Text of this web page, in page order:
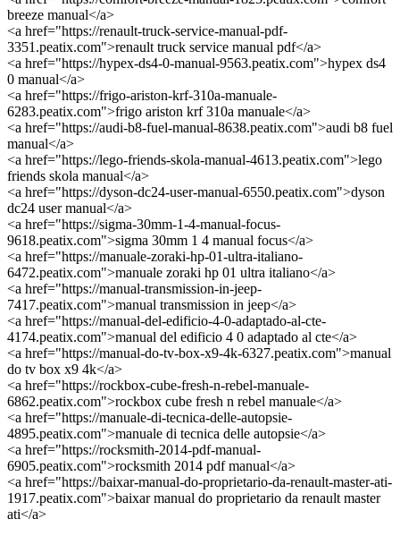
breeze manual</a>
<a href="https://renault-truck-service-manual-pdf-
3351.peatix.com">renault truck service manual pdf</a>
<a href="https://hypex-ds4-0-manual-9563.peatix.com">hypex ds4
0 manual</a>
<a href="https://frigo-ariston-krf-310a-manuale-
6283.peatix.com">frigo ariston krf 310a manuale</a>
<a href="https://audi-b8-fuel-manual-8638.peatix.com">audi b8 fuel
manual</a>
<a href="https://lego-friends-skola-manual-4613.peatix.com">lego
friends skola manual</a>
<a href="https://dyson-dc24-user-manual-6550.peatix.com">dyson
dc24 user manual</a>
<a href="https://sigma-30mm-1-4-manual-focus-
9618.peatix.com">sigma 30mm 1 4 manual focus</a>
<a href="https://manuale-zoraki-hp-01-ultra-italiano-
6472.peatix.com">manuale zoraki hp 01 ultra italiano</a>
<a href="https://manual-transmission-in-jeep-
7417.peatix.com">manual transmission in jeep</a>
<a href="https://manual-del-edificio-4-0-adaptado-al-cte-
4174.peatix.com">manual del edificio 4 0 adaptado al cte</a>
<a href="https://manual-do-tv-box-x9-4k-6327.peatix.com">manual
do tv box x9 4k</a>
<a href="https://rockbox-cube-fresh-n-rebel-manuale-
6862.peatix.com">rockbox cube fresh n rebel manuale</a>
<a href="https://manuale-di-tecnica-delle-autopsie-
4895.peatix.com">manuale di tecnica delle autopsie</a>
<a href="https://rocksmith-2014-pdf-manual-
6905.peatix.com">rocksmith 2014 pdf manual</a>
<a href="https://baixar-manual-do-proprietario-da-renault-master-ati-
1917.peatix.com">baixar manual do proprietario da renault master
ati</a>